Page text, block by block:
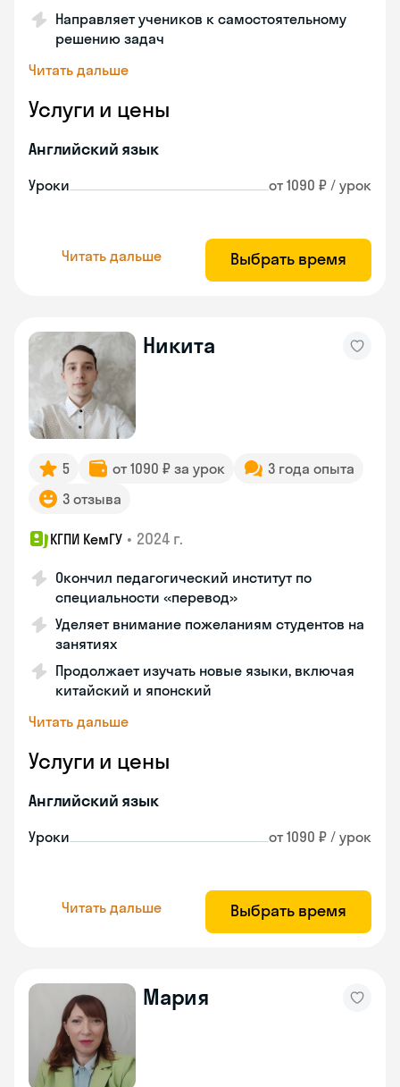
Направляет учеников к самостоятельному
решению задач
Читать дальше
Услуги и цены
Английский язык
Уроки от 1090 ₽ / урок
Читать дальше Выбрать время
Никита
5 от 1090 ₽ за урок
3 года опыта
3 отзыва
КГПИ КемГУ • 2024 г.
Окончил педагогический институт по
специальности «перевод»
Уделяет внимание пожеланиям студентов на
занятиях
Продолжает изучать новые языки, включая
китайский и японский
Читать дальше
Услуги и цены
Английский язык
Уроки от 1090 ₽ / урок
Читать дальше Выбрать время
Мария